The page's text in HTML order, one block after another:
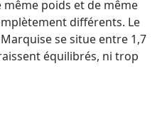
poids et de même
différents. Le
se situe entre 1,7
équilibrés, ni trop